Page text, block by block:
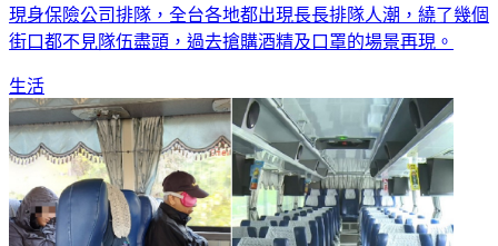
現身保險公司排隊，全台各地都出現長長排隊人潮，繞了幾個
街口都不見隊伍盡頭，過去搶購酒精及口罩的場景再現。
生活